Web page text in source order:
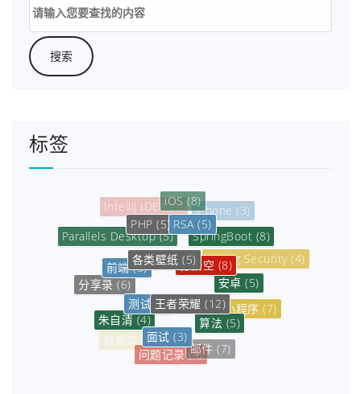
索：
标签
iOS (8)
iPhone (3)
Parallels Desktop(5)
PHP(5)RSA(5)
SpringBoot(8)
Spring Security(4)
分享录(6)
前端 (5)
各类壁纸(5)
孙悟空(8)
安卓(5)
小程序(7)
微信小程序
数据库 (6)
朱自清(4)
测试(3)
(12)
算法(5)
邮件(7)
问题记录(4)
面试(3)